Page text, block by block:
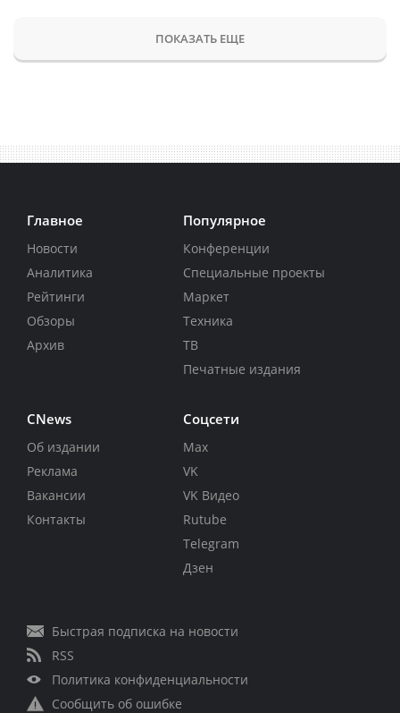
ПОКАЗАТЬ ЕЩЕ
Главное
Новости
Аналитика
Рейтинги
Обзоры
Архив
Популярное
Конференции
Специальные проекты
Маркет
Техника
ТВ
Печатные издания
CNews
Об издании
Реклама
Вакансии
Контакты
Соцсети
Max
VK
VK Видео
Rutube
Telegram
Дзен
Быстрая подписка на новости
RSS
Политика конфиденциальности
Сообщить об ошибке